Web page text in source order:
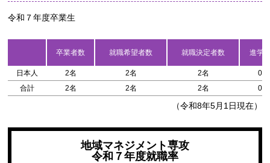
令和７年度卒業生
卒業者数 就職希望者数 就職決定者数 進学
日本人 2名 2名 2名
0名
合計
2名 2名 2名 0名
（令和8年5月1日現在）
地域マネジメント専攻
令和７年度就職率